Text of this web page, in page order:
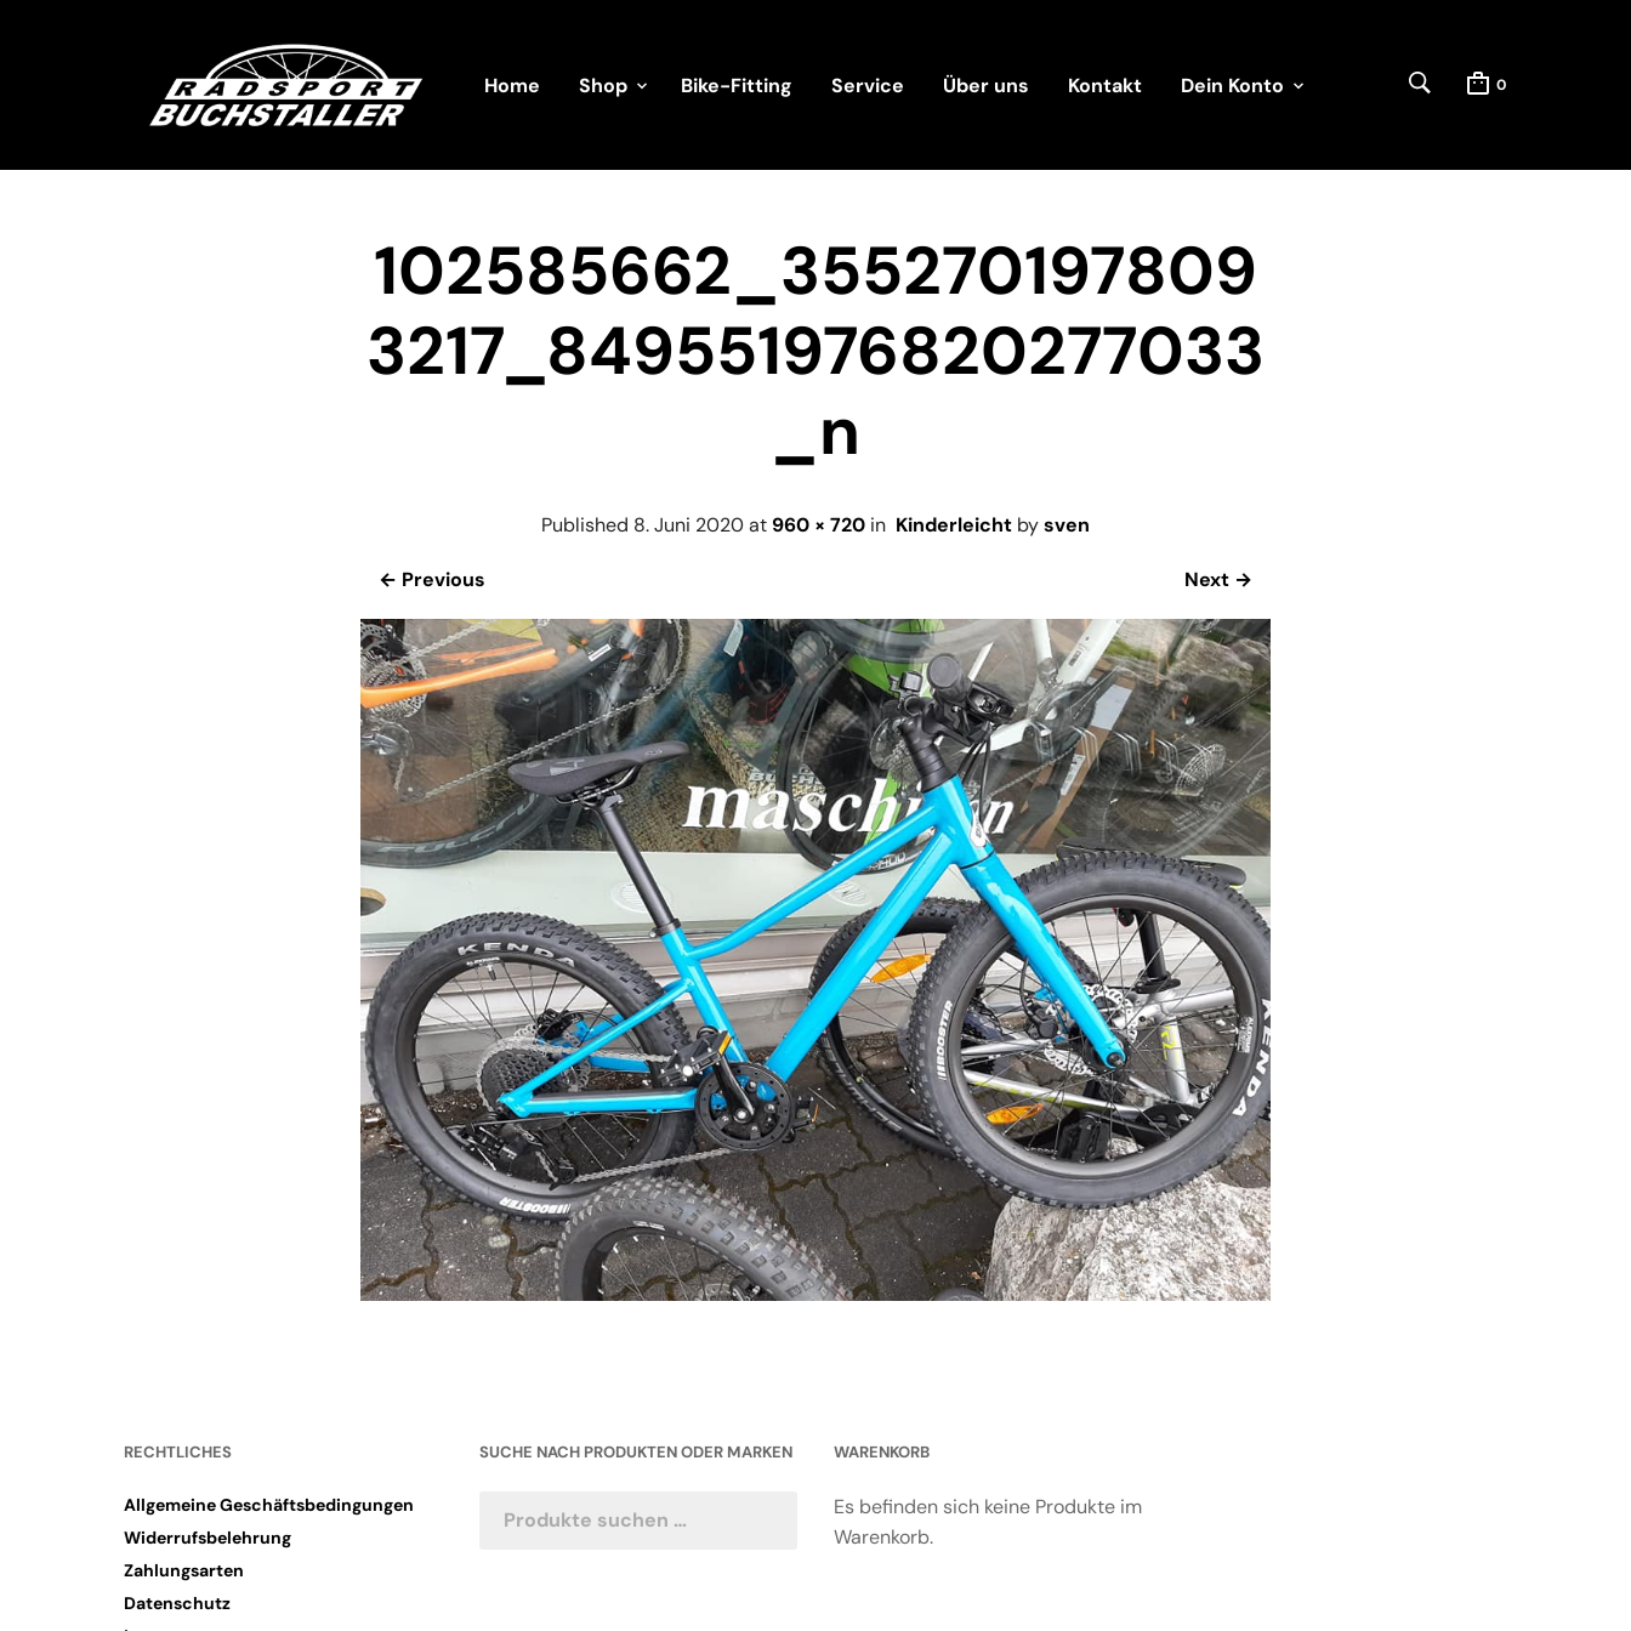
Home Shop Bike-Fitting Service Über uns Kontakt Dein Konto 0
102585662_355270197809
3217_849551976820277033
_n
Published 8. Juni 2020at 960 × 720 in Kinderleicht bysven
← Previous Next →
RECHTLICHES
Allgemeine Geschäftsbedingungen
Widerrufsbelehrung
Zahlungsarten
Datenschutz
SUCHE NACH PRODUKTEN ODER MARKEN WARENKORB
Es befinden sich keine Produkte im
Warenkorb.